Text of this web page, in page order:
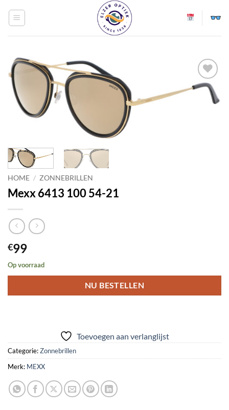
naar
Toevoegen
verlanglijst
HOME / ZONNEBRILLEN
Mexx 6413 100 54-21
€99
Op voorraad
NU BESTELLEN
Toevoegen aan verlanglijst
Categorie:Zonnebrillen
Merk: MEXX